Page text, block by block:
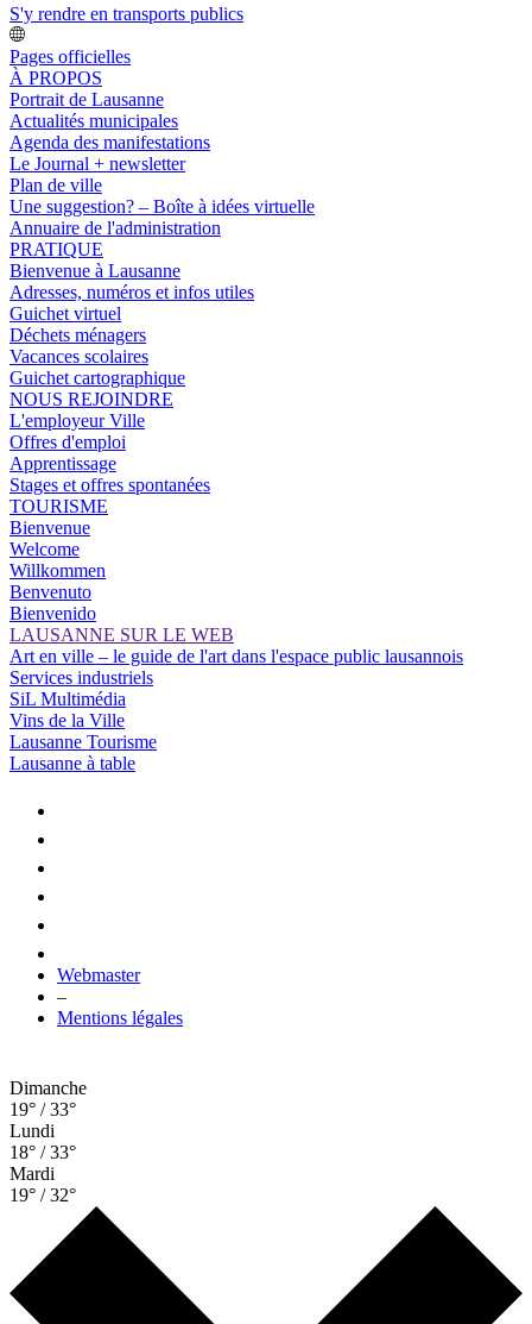
S'y rendre en transports publics
Pages officielles
À PROPOS
Portrait de Lausanne
Actualités municipales
Agenda des manifestations
Le Journal + newsletter
Plan de ville
Une suggestion? – Boîte à idées virtuelle
Annuaire de l'administration
PRATIQUE
Bienvenue à Lausanne
Adresses, numéros et infos utiles
Guichet virtuel
Déchets ménagers
Vacances scolaires
Guichet cartographique
NOUS REJOINDRE
L'employeur Ville
Offres d'emploi
Apprentissage
Stages et offres spontanées
TOURISME
Bienvenue
Welcome
Willkommen
Benvenuto
Bienvenido
LAUSANNE SUR LE WEB
Art en ville – le guide de l'art dans l'espace public lausannois
Services industriels
SiL Multimédia
Vins de la Ville
Lausanne Tourisme
Lausanne à table
Webmaster
–
Mentions légales
Dimanche
19° / 33°
Lundi
18° / 33°
Mardi
19° / 32°